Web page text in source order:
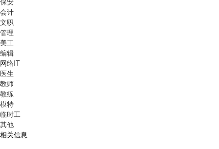
会计
文职
管理
美工
编辑
网络IT
医生
教师
教练
模特
临时工
其他
相关信息